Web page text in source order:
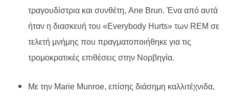
τραγουδίστρια και συνθέτη, Ane Brun. Ένα από αυτά
ήταν η διασκευή του «Everybody Hurts» των REM σε
τελετή μνήμης που πραγματοποιήθηκε για τις
τρομοκρατικές επιθέσεις στην Νορβηγία.
Με την Marie Munroe, επίσης διάσημη καλλιτέχνιδα,